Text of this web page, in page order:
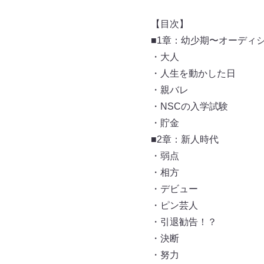
【
■1章：幼少期〜オーディ
・大人
・人生を動かした日
・親バレ
・NSCの入学試験
・貯金
■2章：新人時代
・弱点
・相方
・デビュー
・ピン芸人
・引退勧告！？
・決断
・努力